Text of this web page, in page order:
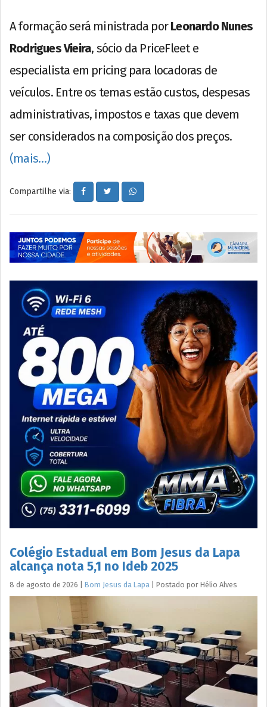
A formação será ministrada porLeonardo Nunes
Rodrigues Vieira, sócio da PriceFleet e
especialista em pricing para locadoras de
veículos. Entre os temas estão custos, despesas
administrativas, impostos e taxas que devem
ser considerados na composição dos preços.
(mais…)
Compartilhe via:
Colégio Estadual em Bom Jesus da Lapa
alcança nota 5,1 no Ideb 2025
8 de agosto de 2026 Bom Jesus da Lapa Postado por Hélio Alves